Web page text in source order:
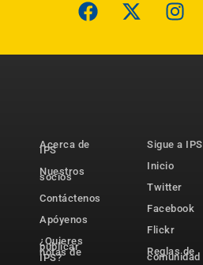
Acerca de
IPS
Nuestros
socios
Contáctenos
Apóyenos
¿Quieres
publicar
notas de
IPS?
Sigue a IPS
Inicio
Twitter
Facebook
Flickr
Reglas de
comunidad